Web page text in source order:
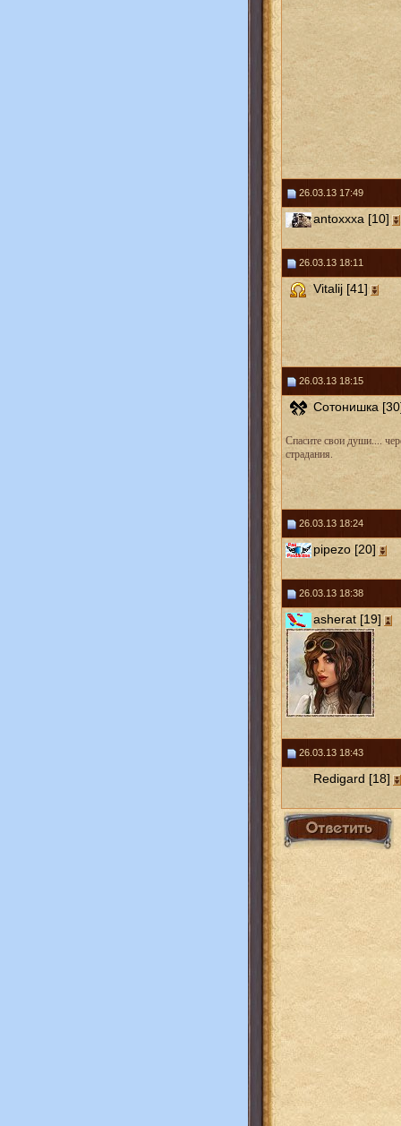
26.03.13 17:49
antoxxxa [10]
26.03.13 18:11
Vitalij [41]
26.03.13 18:15
Сотонишка
Спасите свои души....
страдания.
26.03.13 18:24
pipezo [20]
26.03.13 18:38
asherat [19]
26.03.13 18:43
Redigard [18]